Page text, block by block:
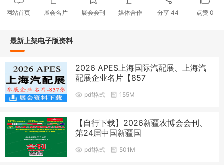
网站首页 展会名片 展会会刊 媒体合作 分享 44 点赞0
最新上架电子版资料
2026 APES上海国际汽配展、上海汽
配展企业名片【857
pdf格式 155M
【自行下载】2026新疆农博会会刊、
第24届中国新疆国
pdf格式 501M